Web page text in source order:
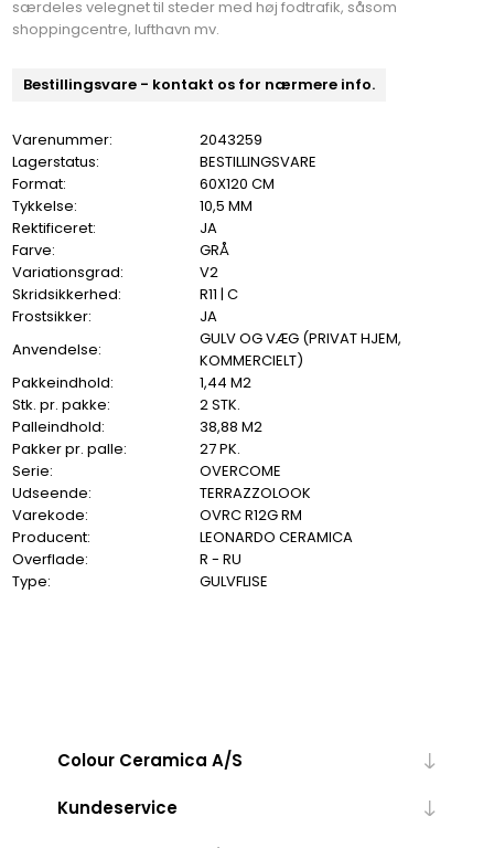
særdeles velegnet til steder med høj fodtrafik, såsom
shoppingcentre, lufthavn mv.
Bestillingsvare - kontakt os for nærmere info.
Varenummer:
2043259
Lagerstatus:
BESTILLINGSVARE
Format:
60X120 CM
Tykkelse:
10,5 MM
Rektificeret:
JA
Farve:
GRÅ
Variationsgrad:
V2
Skridsikkerhed:
R11 | C
Frostsikker:
JA
Anvendelse:
GULV OG VÆG (PRIVAT HJEM,
KOMMERCIELT)
Pakkeindhold:
1,44 M2
Stk. pr. pakke:
2 STK.
Palleindhold:
38,88 M2
Pakker pr. palle:
27 PK.
Serie:
OVERCOME
Udseende:
TERRAZZOLOOK
Varekode:
OVRC R12G RM
Producent:
LEONARDO CERAMICA
Overflade:
R - RU
Type:
GULVFLISE
Colour Ceramica A/S
Kundeservice